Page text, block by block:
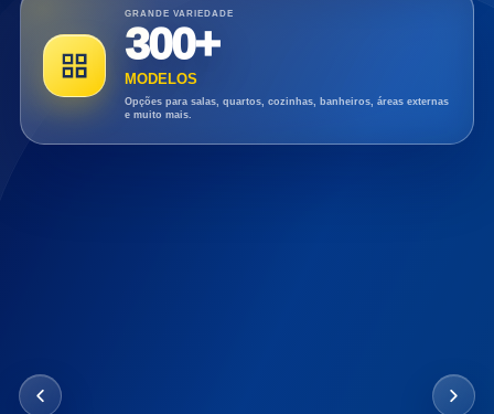
GRANDE VARIEDADE
300+
MODELOS
Opções para salas, quartos, cozinhas, banheiros, áreas externas
e muito mais.